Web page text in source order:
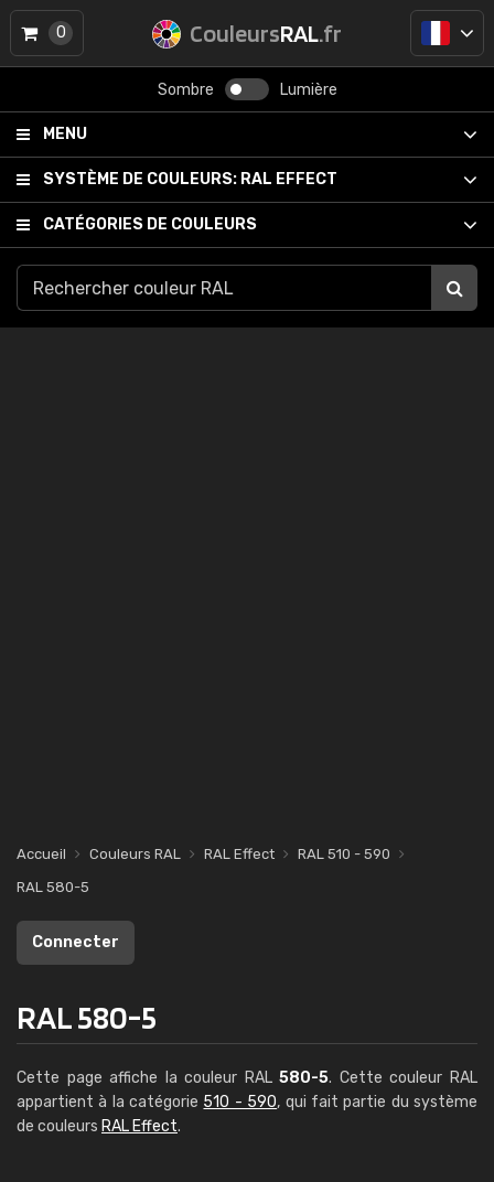
CouleursRAL.fr
Sombre Lumière
MENU
SYSTÈME DE COULEURS: RAL EFFECT
CATÉGORIES DE COULEURS
0
Accueil Couleurs RAL RAL Effect
RAL 510 - 590
RAL 580-5
Connecter
RAL 580-5
Cette page affiche la couleur RAL580-5. Cette couleur RAL
appartient à la catégorie 510 - 590, qui fait partie du système
de couleurs RAL Effect.